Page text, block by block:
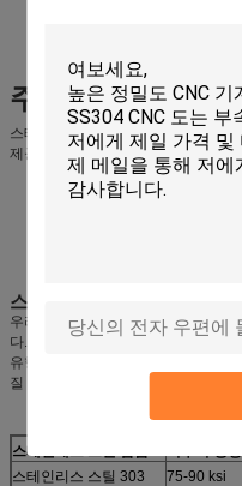
주요 이점
스테인레스 스틸은 우수한 가공성,
제공하여 더 긴 제품 수명 및 가공
부식 저항성
스테인리스 스틸 합금
우리는 각종 사양이나 요구 사항에
다.스테인리스 스틸 304/304L 및
유형 360 (17-4) 모두 절단 또는 턴
질 옵션으로 입증되었습니다..
스테인레스 스틸 합금
스테인리스 스틸 303
75-90 ksi